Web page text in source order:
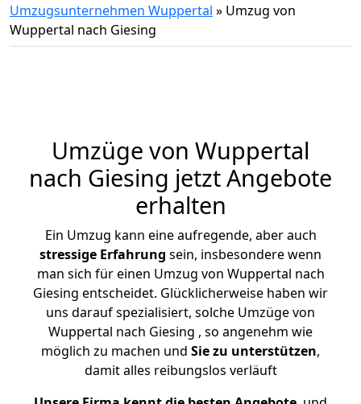
Umzugsunternehmen Wuppertal » Umzug von
Wuppertal nach Giesing
Umzüge von Wuppertal
nach Giesing jetzt Angebote
erhalten
Ein Umzug kann eine aufregende, aber auch
stressige Erfahrung sein, insbesondere wenn
man sich für einen Umzug von Wuppertal nach
Giesing entscheidet. Glücklicherweise haben wir
uns darauf spezialisiert, solche Umzüge von
Wuppertal nach Giesing , so angenehm wie
möglich zu machen und Sie zu unterstützen,
damit alles reibungslos verläuft